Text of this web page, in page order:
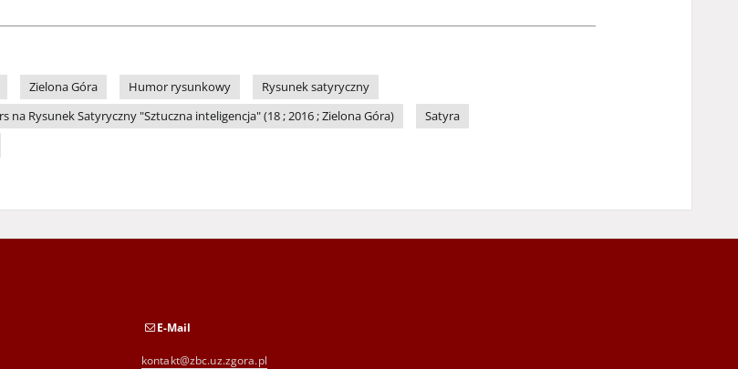
Zielona Góra Humor rysunkowy
Rysunek satyryczny
Rysunek Satyryczny "Sztuczna inteligencja" (18 ; 2016 ; Zielona Góra)
Satyra
E-Mail
kontakt@zbc.uz.zgora.pl